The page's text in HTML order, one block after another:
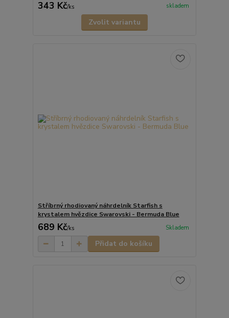
343 Kč/ks skladem
Zvolit variantu
Stříbrný rhodiovaný náhrdelník Starfish s
krystalem hvězdice Swarovski - Bermuda Blue
689 Kč/ks Skladem
Přidat do košíku